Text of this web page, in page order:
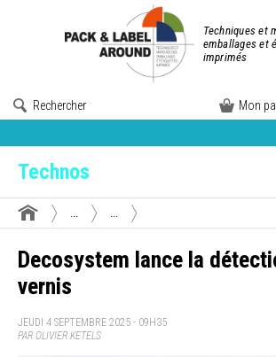
Techniques et
emballages et
imprimés
Rechercher Mon
Technos
Decosystem lance la
vernis
JEUDI 4 SEPTEMBRE 2025 - 09H35
PAR OLIVIER KETELS